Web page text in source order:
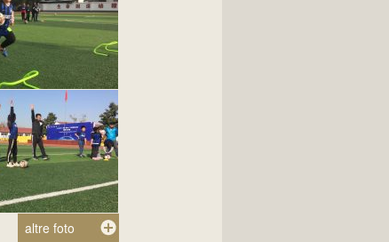
altre foto